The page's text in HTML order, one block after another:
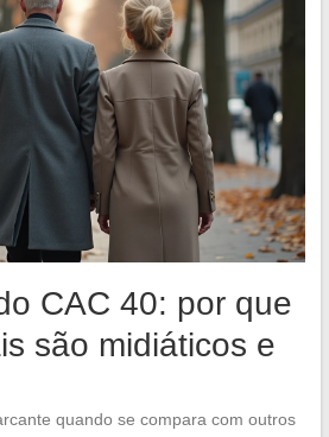
CAC 40: por que
são midiáticos e
quando se compara com outros